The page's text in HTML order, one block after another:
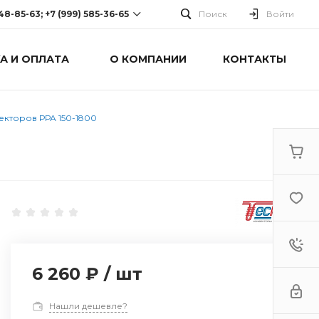
85-63; +7 (999) 585-36-65
63; +7 (999) 585-36-65
Поиск Войти
И ОПЛАТА О КОМПАНИИ КОНТАКТЫ
РРА 150-1800
6 260 ₽ / шт
Нашли дешевле?